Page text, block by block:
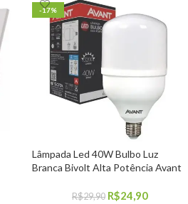
-17%
Lâmpada Led 40W Bulbo Luz
Branca Bivolt Alta Potência Avant
R$29,90 R$24,90